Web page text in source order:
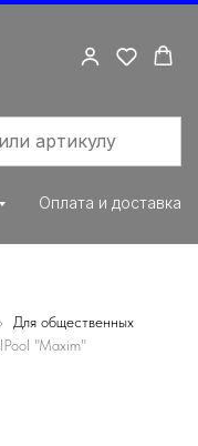
Оплата и доставка
Для общественных
"Maxim"